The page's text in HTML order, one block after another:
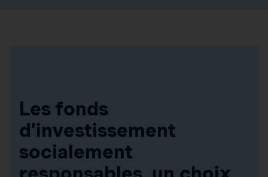
Les fonds
d’investissement
socialement